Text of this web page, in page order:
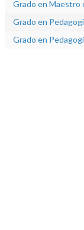
Grado en Maestro
Grado en
Grado en